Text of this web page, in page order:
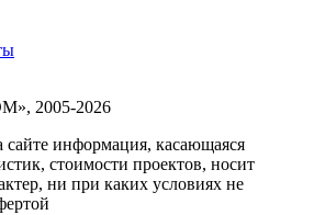
2005-2026
сайте информация, касающаяся
стоимости проектов, носит
ни при каких условиях не